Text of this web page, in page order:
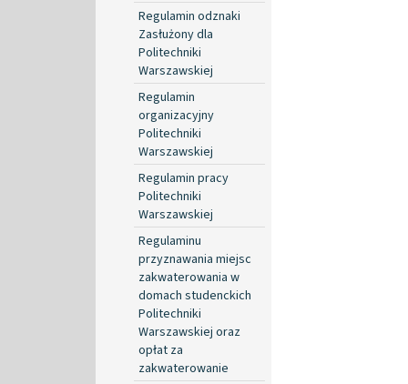
Regulamin odznaki
Zasłużony dla
Politechniki
Warszawskiej
Regulamin
organizacyjny
Politechniki
Warszawskiej
Regulamin pracy
Politechniki
Warszawskiej
Regulaminu
przyznawania miejsc
zakwaterowania w
domach studenckich
Politechniki
Warszawskiej oraz
opłat za
zakwaterowanie